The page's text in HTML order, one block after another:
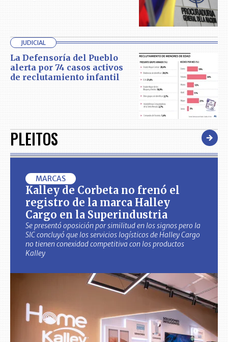
JUDICIAL
La Defensoría del Pueblo
alerta por 74 casos activos
de reclutamiento infantil
PLEITOS
MARCAS
Kalley de Corbeta no frenó el
registro de la marca Halley
Cargo en la Superindustria
Se presentó oposición por similitud en los signos pero la
SIC concluyó que los servicios logísticos de Halley Cargo
no tienen conexidad competitiva con los productos
Kalley